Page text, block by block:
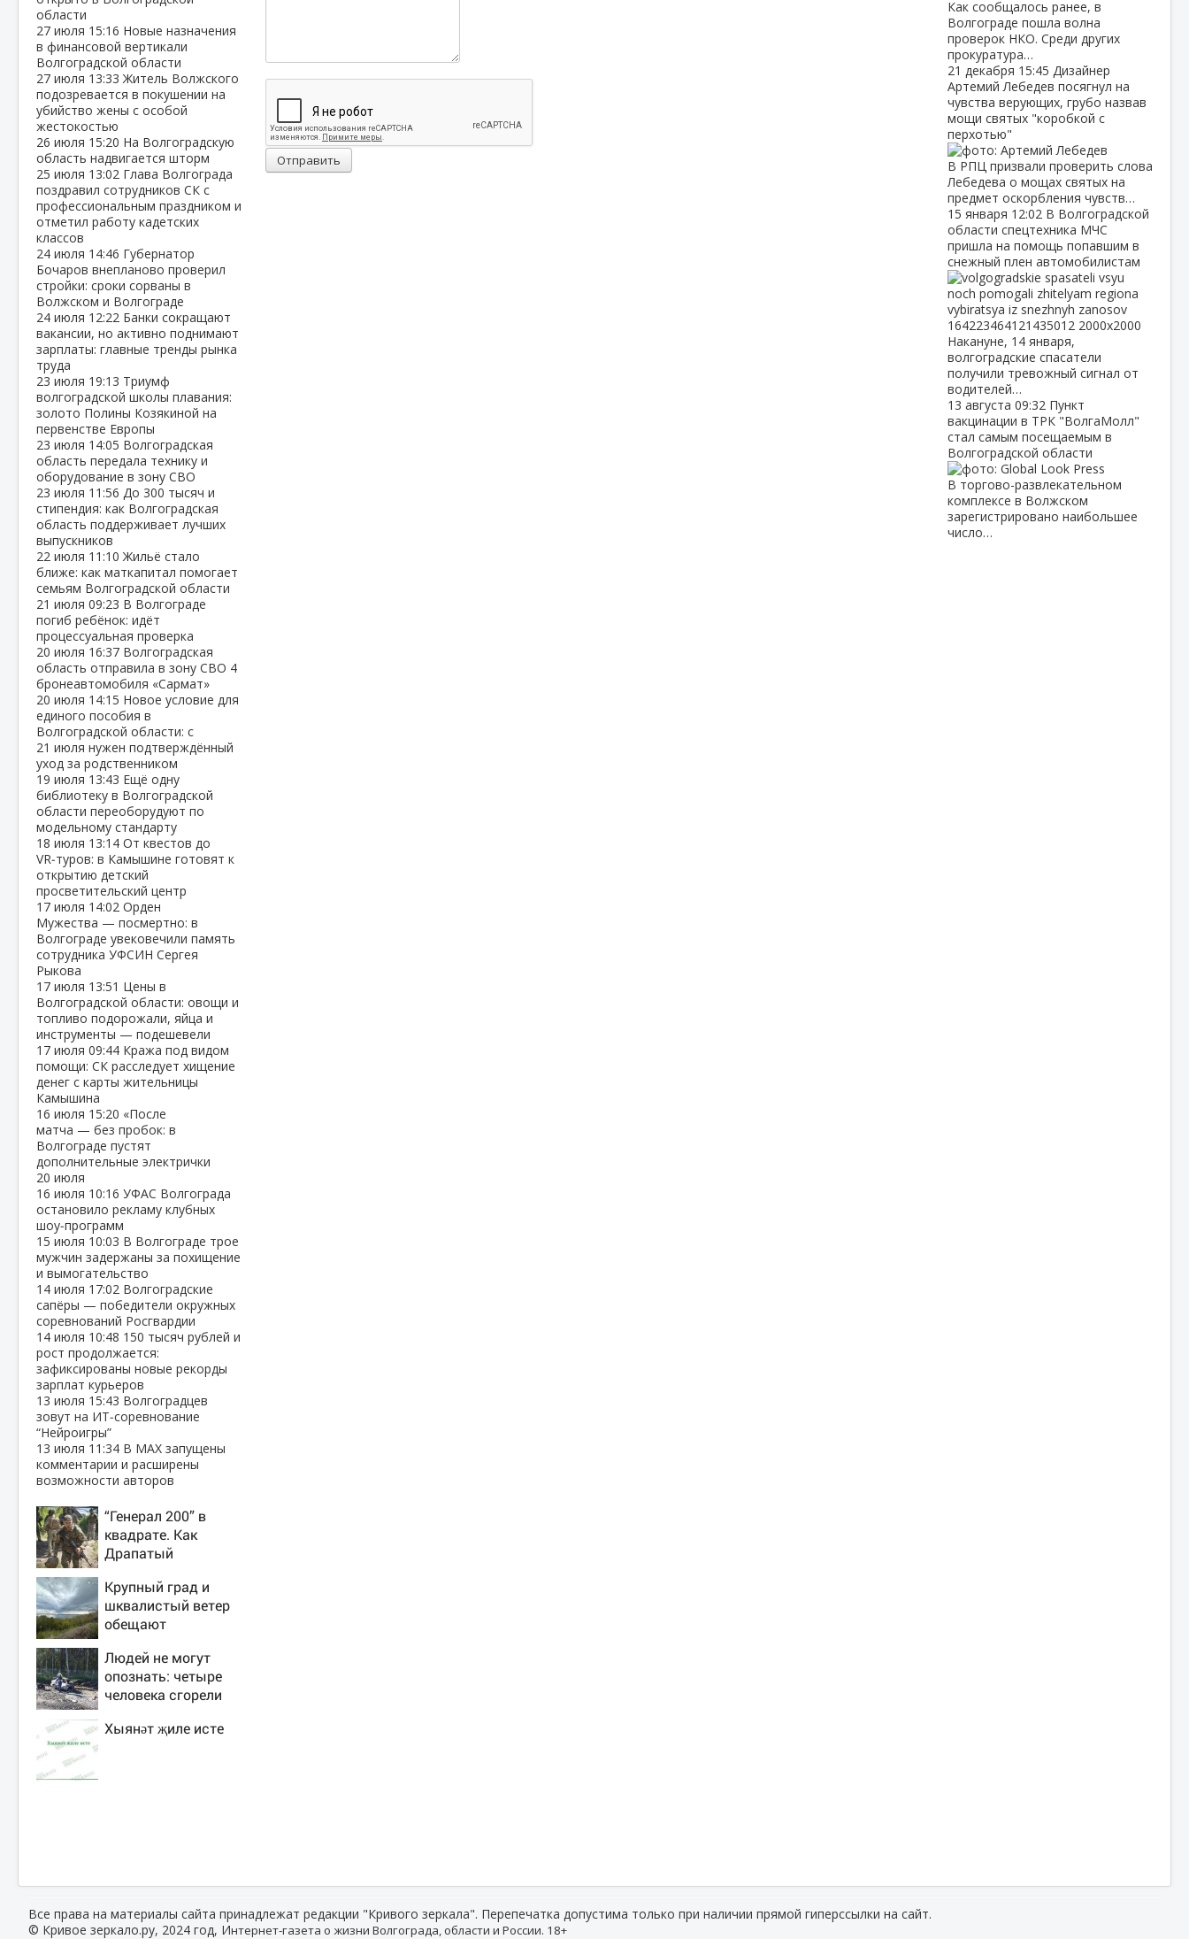
области
27 июля 15:16 Новые назначения
в финансовой вертикали
Волгоградской области
27 июля 13:33Житель Волжского
подозревается в покушении на
убийство жены с особой
жестокостью
26 июля 15:20 На Волгоградскую
область надвигается шторм
25 июля 13:02 Глава Волгограда
поздравил сотрудников СК с
профессиональным праздником и
отметил работу кадетских
классов
24 июля 14:46 Губернатор
Бочаров внепланово проверил
стройки: сроки сорваны в
Волжском и Волгограде
24 июля 12:22 Банки сокращают
вакансии, но активно поднимают
зарплаты: главные тренды рынка
труда
23 июля 19:13 Триумф
волгоградской школы плавания:
золото Полины Козякиной на
первенстве Европы
23 июля 14:05 Волгоградская
область передала технику и
оборудование в зону СВО
23 июля 11:56 До 300 тысяч и
стипендия: как Волгоградская
область поддерживает лучших
выпускников
22 июля 11:10Жильё стало
ближе: как маткапитал помогает
семьям Волгоградской области
21 июля 09:23 В Волгограде
погиб ребёнок: идёт
процессуальная проверка
20 июля 16:37 Волгоградская
область отправила в зону СВО 4
бронеавтомобиля «Сармат»
20 июля 14:15 Новое условие для
единого пособия в
Волгоградской области: с
21 июля нужен подтверждённый
уход за родственником
19 июля 13:43 Ещё одну
библиотеку в Волгоградской
области переоборудуют по
модельному стандарту
18 июля 13:14 От квестов до
VR‑туров: в Камышине готовят к
открытию детский
просветительский центр
17 июля 14:02 Орден
Мужества — посмертно: в
Волгограде увековечили память
сотрудника УФСИН Сергея
Рыкова
17 июля 13:51 Цены в
Волгоградской области: овощи и
топливо подорожали, яйца и
инструменты — подешевели
17 июля 09:44 Кража под видом
помощи: СК расследует хищение
денег с карты жительницы
Камышина
16 июля 15:20 «После
матча — без пробок: в
Волгограде пустят
дополнительные электрички
20 июля
16 июля 10:16 УФАС Волгограда
остановило рекламу клубных
шоу‑программ
15 июля 10:03 В Волгограде трое
мужчин задержаны за похищение
и вымогательство
14 июля 17:02 Волгоградские
сапёры — победители окружных
соревнований Росгвардии
14 июля 10:48 150 тысяч рублей и
рост продолжается:
зафиксированы новые рекорды
зарплат курьеров
13 июля 15:43 Волгоградцев
зовут на ИТ‑соревнование
“Нейроигры”
13 июля 11:34 В МАХ запущены
комментарии и расширены
возможности авторов
“Генерал 200” в
квадрате. Как
Драпатый
Сырского
Крупный град и
шквалистый ветер
обещают
выходные
Людей не могут
опознать: четыре
человека сгорели
ДТП на трассе
Хыянәт җиле исте
Отправить
Как сообщалось ранее, в
Волгограде пошла волна
проверок НКО. Среди других
прокуратура…
21 декабря 15:45 Дизайнер
Артемий Лебедев посягнул на
чувства верующих, грубо назвав
мощи святых "коробкой с
перхотью"
В РПЦ призвали проверить слова
Лебедева о мощах святых на
предмет оскорбления чувств…
15 января 12:02 В Волгоградской
области спецтехника МЧС
пришла на помощь попавшим в
снежный плен автомобилистам
Накануне, 14 января,
волгоградские спасатели
получили тревожный сигнал от
водителей…
13 августа 09:32 Пункт
вакцинации в ТРК "ВолгаМолл"
стал самым посещаемым в
Волгоградской области
В торгово-развлекательном
комплексе в Волжском
зарегистрировано наибольшее
число…
Все права на материалы сайта принадлежат редакции "Кривого зеркала". Перепечатка допустима только при наличии прямой гиперссылки на сайт.
© Кривое зеркало.ру, 2024 год, Интернет-газета о жизни Волгограда, области и России. 18+